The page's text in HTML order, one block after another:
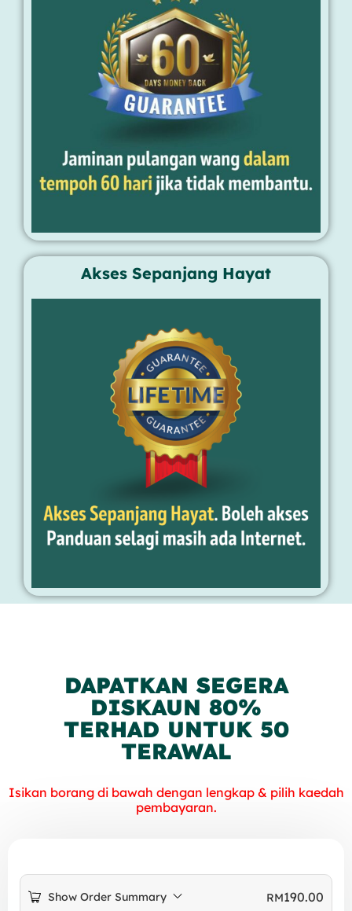
Akses Sepanjang Hayat
DAPATKAN SEGERA
DISKAUN 80%
TERHAD UNTUK 50
TERAWAL
Isikan borang di bawah dengan lengkap & pilih kaedah
pembayaran.
Show Order Summary RM190.00